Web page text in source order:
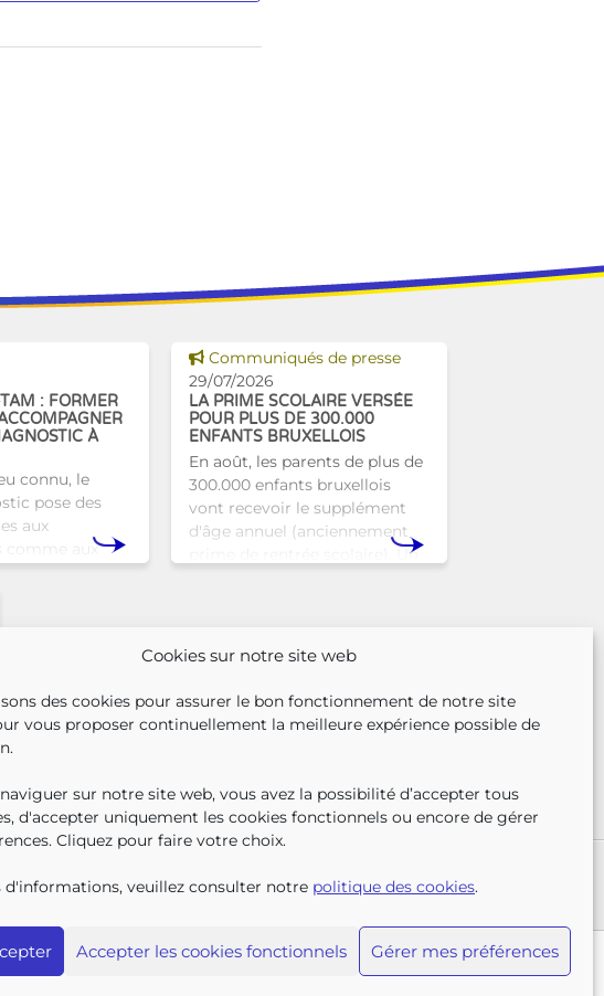
Cookies sur notre site web
des cookies pour assurer le bon fonctionnement de notre site
vous proposer continuellement la meilleure expérience possible de
sur notre site web, vous avez la possibilité d’accepter tous
d'accepter uniquement les cookies fonctionnels ou encore de gérer
Cliquez pour faire votre choix.
d'informations, veuillez consulter notre politique des cookies.
Accepter les cookies fonctionnels Gérer mes préférences
: FORMER
À
connu, le
pose des
aux
comme aux
une réponse
Voir cette news
Communiqués de presse
29/07/2026
LA PRIME SCOLAIRE VERSÉE
POUR PLUS DE 300.000
ENFANTS BRUXELLOIS
En août, les parents de plus de
300.000 enfants bruxellois
vont recevoir le supplément
d'âge annuel (anciennement
prime de rentrée scolaire). Un
Iriscare